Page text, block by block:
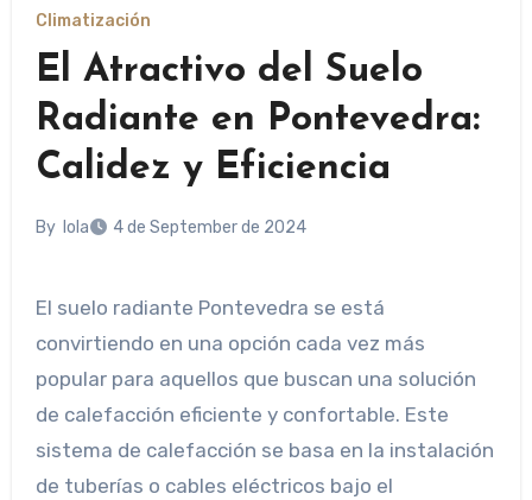
Climatización
El Atractivo del Suelo
Radiante en Pontevedra:
Calidez y Eficiencia
By lola 4 de September de 2024
El suelo radiante Pontevedra se está
convirtiendo en una opción cada vez más
popular para aquellos que buscan una solución
de calefacción eficiente y confortable. Este
sistema de calefacción se basa en la instalación
de tuberías o cables eléctricos bajo el